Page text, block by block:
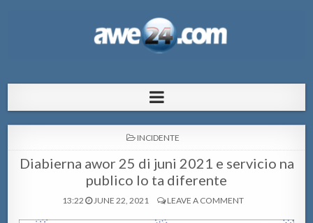
pa Aruba
POSTED
INCIDENTE
Diabierna awor 25 di juni 2021 e servicio na
publico lo ta diferente
13:22 JUNE 22, 2021 LEAVE A COMMENT